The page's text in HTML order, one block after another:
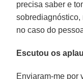
precisa saber e
sobrediagnóstico,
no caso do
Escutou os
Enviaram-me por